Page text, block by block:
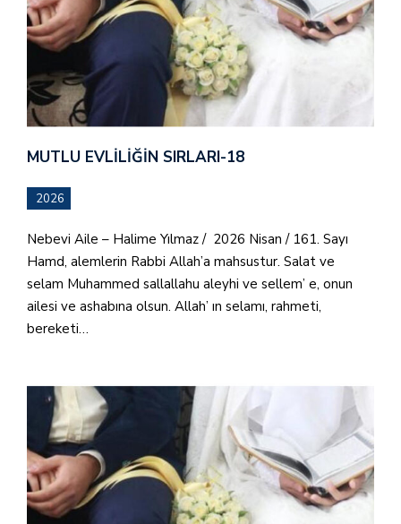
MUTLU EVLILIĞIN SIRLARI-18
2026
Nebevi Aile – Halime Yılmaz / 2026 Nisan / 161. Sayı
Hamd, alemlerin Rabbi Allah’a mahsustur. Salat ve
selam Muhammed sallallahu aleyhi ve sellem’ e, onun
ailesi ve ashabına olsun. Allah’ ın selamı, rahmeti,
bereketi…